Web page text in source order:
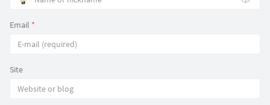
Email *
Site